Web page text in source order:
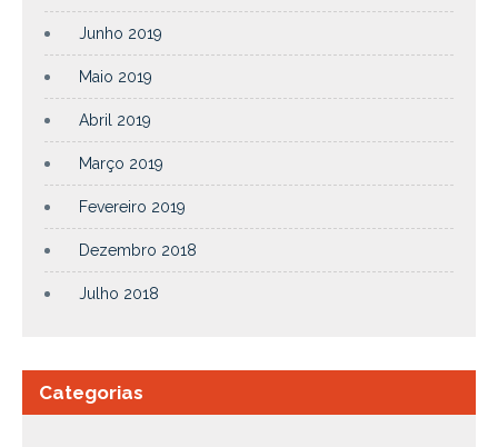
Junho 2019
Maio 2019
Abril 2019
Março 2019
Fevereiro 2019
Dezembro 2018
Julho 2018
Categorias